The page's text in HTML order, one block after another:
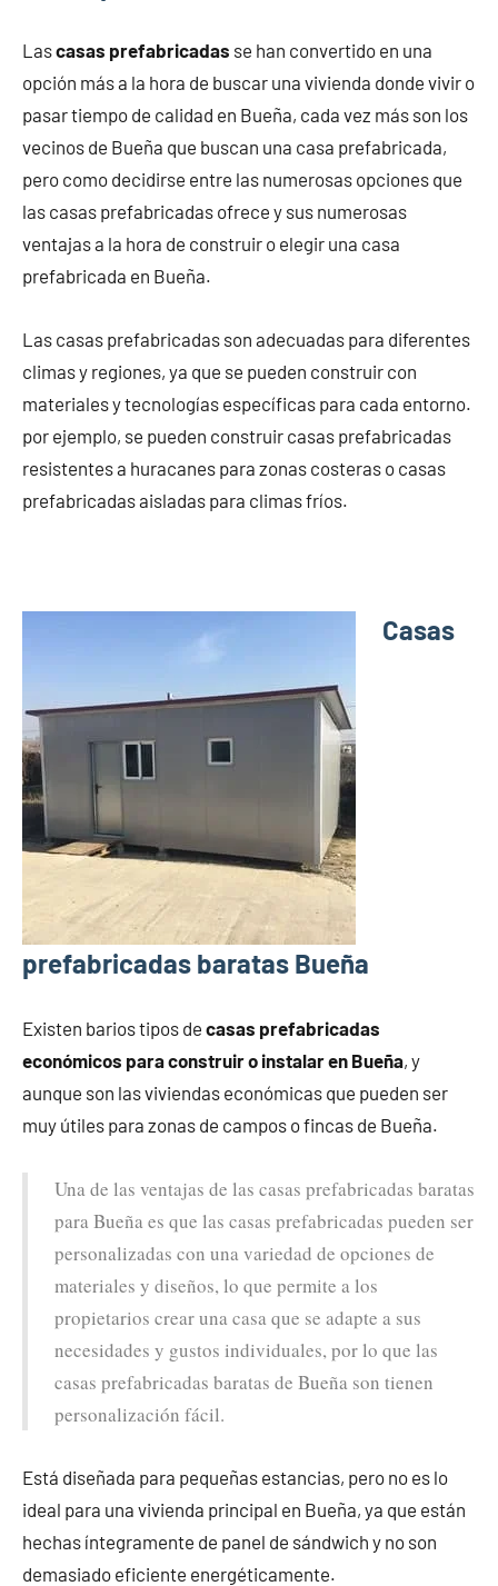
Lascasas prefabricadas se han convertido en una
opción más a la hora de buscar una vivienda donde vivir o
pasar tiempo de calidad en Bueña, cada vez más son los
vecinos de Bueña que buscan una casa prefabricada,
pero como decidirse entre las numerosas opciones que
las casas prefabricadas ofrece y sus numerosas
ventajas a la hora de construir o elegir una casa
prefabricada en Bueña.
Las casas prefabricadas son adecuadas para diferentes
climas y regiones, ya que se pueden construir con
materiales y tecnologías específicas para cada entorno.
por ejemplo, se pueden construir casas prefabricadas
resistentes a huracanes para zonas costeras o casas
prefabricadas aisladas para climas fríos.
Casas
prefabricadas baratas Bueña
Existen barios tipos de casas prefabricadas
económicos para construir o instalar en Bueña, y
aunque son las viviendas económicas que pueden ser
muy útiles para zonas de campos o fincas de Bueña.
Una de las ventajas de las casas prefabricadas baratas
para Bueña es que las casas prefabricadas pueden ser
personalizadas con una variedad de opciones de
materiales y diseños, lo que permite a los
propietarios crear una casa que se adapte a sus
necesidades y gustos individuales, por lo que las
casas prefabricadas baratas de Bueña son tienen
personalización fácil.
Está diseñada para pequeñas estancias, pero no es lo
ideal para una vivienda principal en Bueña, ya que están
hechas íntegramente de panel de sándwich y no son
demasiado eficiente energéticamente.